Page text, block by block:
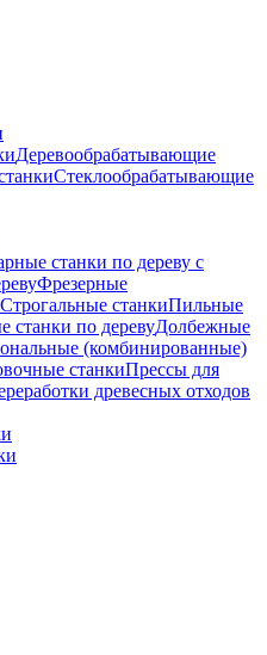
Деревообрабатывающие
Стеклообрабатывающие
станки по дереву с
Фрезерные
Строгальные станкиПильные
станки по деревуДолбежные
(комбинированные)
станкиПрессы для
древесных отходов